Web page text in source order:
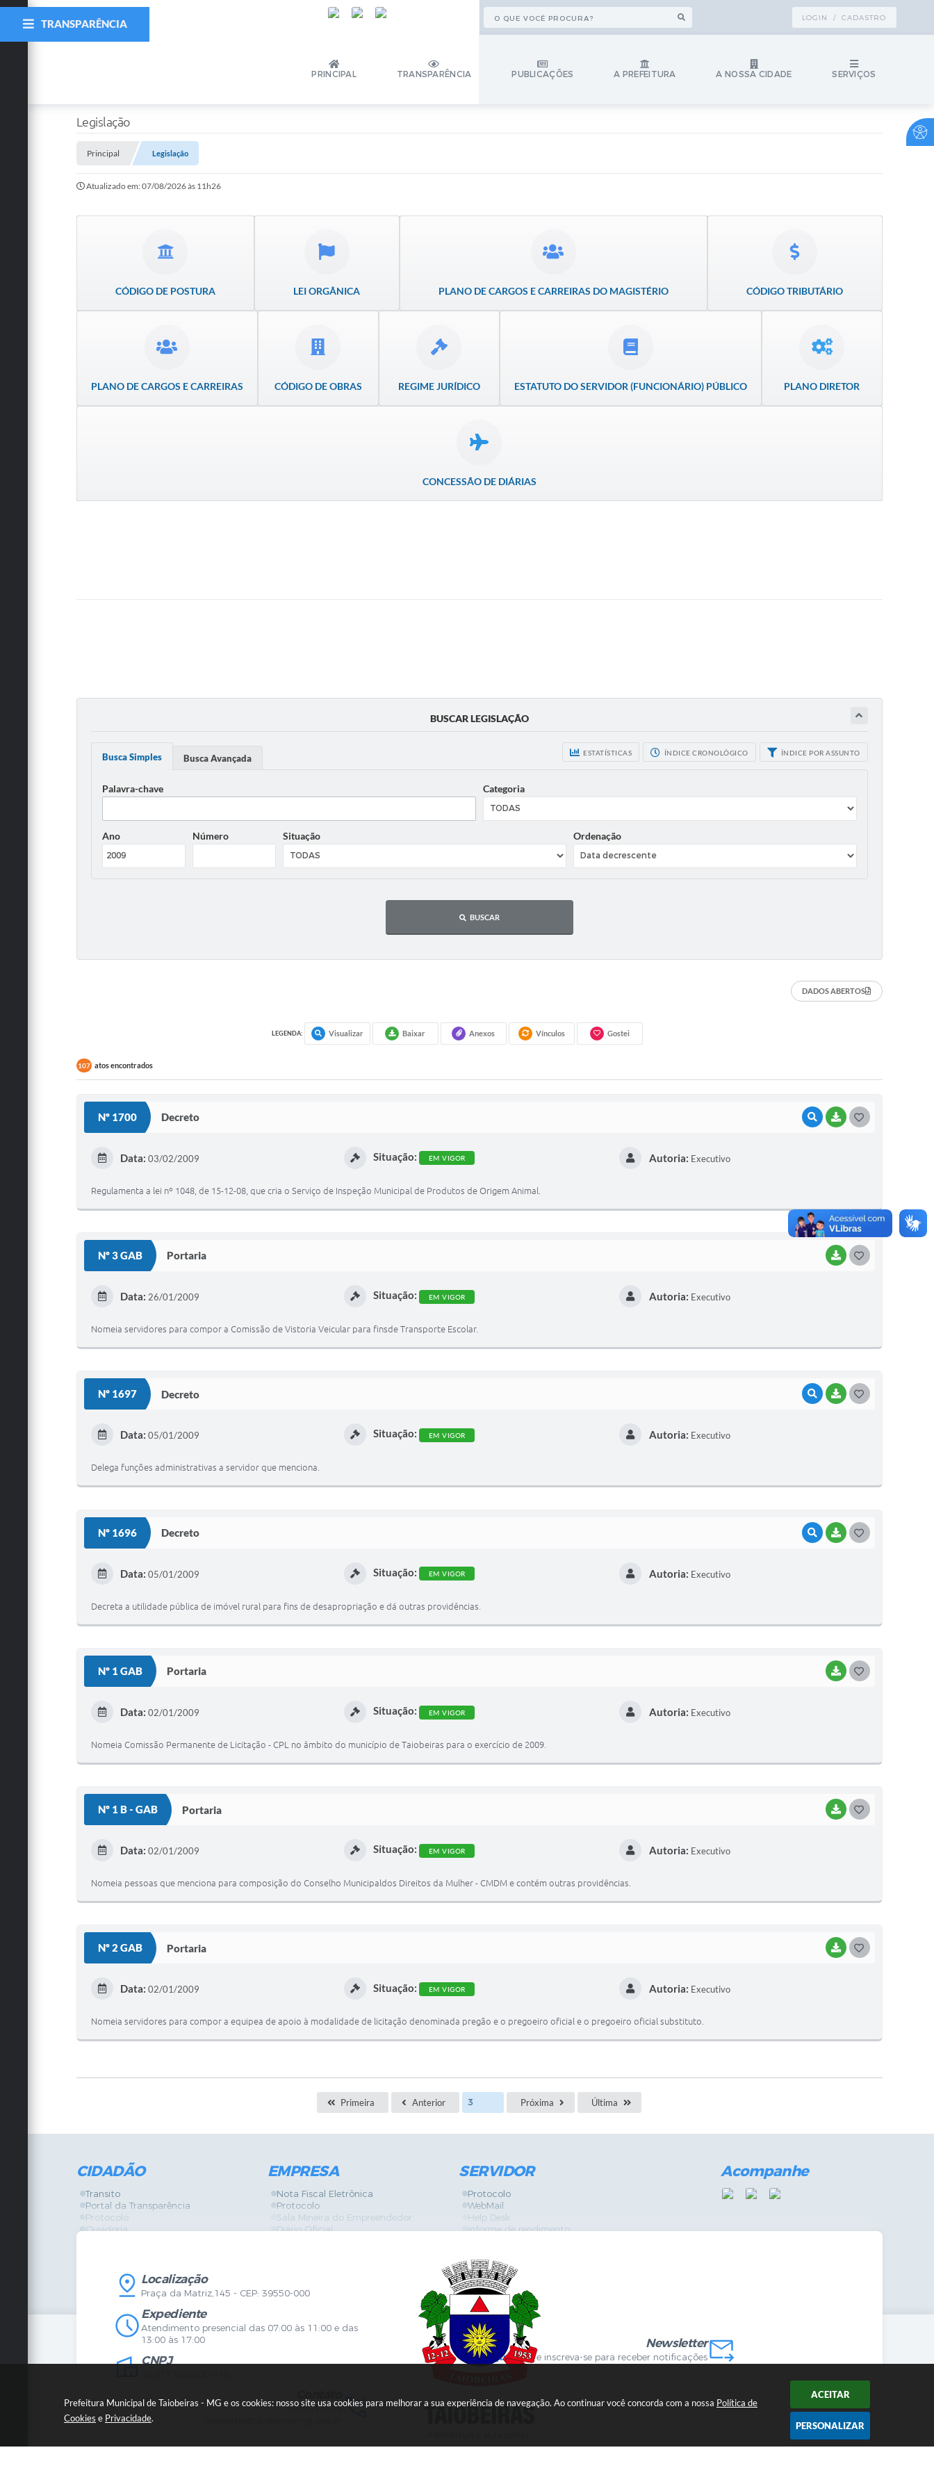
Prefeitura Municipal de Taiobeiras - MG e os cookies: nosso site usa cookies para melhorar a sua experiência de navegação. Ao continuar você concorda com a nossa Política de
Cookies e Privacidade.
ACEITAR
PERSONALIZAR
LOGIN / CADASTRO
PRINCIPAL TRANSPARÊNCIA PUBLICAÇÕES A PREFEITURA A NOSSA CIDADE SERVIÇOS
TRANSPARÊNCIA
Legislação
Principal Legislação
Atualizado em: 07/08/2026 às 11h26
CÓDIGO DE POSTURA LEI ORGÂNICA PLANO DE CARGOS E CARREIRAS DO MAGISTÉRIO CÓDIGO TRIBUTÁRIO
PLANO DE CARGOS E CARREIRAS CÓDIGO DE OBRAS REGIME JURÍDICO ESTATUTO DO SERVIDOR (FUNCIONÁRIO) PÚBLICO PLANO DIRETOR
CONCESSÃO DE DIÁRIAS
BUSCAR LEGISLAÇÃO
ESTATÍSTICAS ÍNDICE CRONOLÓGICO ÍNDICE POR ASSUNTO
Busca Simples Busca Avançada
Palavra-chave Categoria
Ano Número Situação Ordenação
BUSCAR
DADOS ABERTOS
LEGENDA: Visualizar Baixar Anexos Vínculos Gostei
107 atos encontrados
Nº 1700 Decreto VISUALIZAR
BAIXARG
I
Data: 03/02/2009 Situação: EM VIGOR Autoria: Executivo
Regulamenta a lei nº 1048, de 15-12-08, que cria o Serviço de Inspeção Municipal de Produtos de Origem Animal.
Nº 3 GAB Portaria BAIXARG
Data: 26/01/2009 Situação: EM VIGOR Autoria: Executivo
Nomeia servidores para compor a Comissão de Vistoria Veicular para finsde Transporte Escolar.
Nº 1697 Decreto VISUALIZAR
BAIXARG
Data: 05/01/2009 Situação: EM VIGOR Autoria: Executivo
Delega funções administrativas a servidor que menciona.
Nº 1696 Decreto VISUALIZAR
BAIXARG
Data: 05/01/2009 Situação: EM VIGOR Autoria: Executivo
Decreta a utilidade pública de imóvel rural para fins de desapropriação e dá outras providências.
Nº 1 GAB Portaria BAIXARG
Data: 02/01/2009 Situação: EM VIGOR Autoria: Executivo
Nomeia Comissão Permanente de Licitação - CPL no âmbito do município de Taiobeiras para o exercício de 2009.
Nº 1 B - GAB Portaria BAIXARG
Data: 02/01/2009 Situação: EM VIGOR Autoria: Executivo
Nomeia pessoas que menciona para composição do Conselho Municipaldos Direitos da Mulher - CMDM e contém outras providências.
Nº 2 GAB Portaria BAIXARG
Data: 02/01/2009 Situação: EM VIGOR Autoria: Executivo
Nomeia servidores para compor a equipea de apoio à modalidade de licitação denominada pregão e o pregoeiro oficial e o pregoeiro oficial substituto.
Primeira Anterior Próxima Última
CIDADÃO
Transito
Portal da Transparência
Protocolo
Ouvidoria
Legislação
Diário Oficial
Mapa do Site
Certidões
Agenda de Eventos
Concursos
Telefones Úteis
EMPRESA
Nota Fiscal Eletrônica
Protocolo
Sala Mineira do Empreendedor
Diário Oficial
Serviços Online
Vigilância Sanitária
SERVIDOR
Protocolo
WebMail
Help Desk
Informe de rendimento
GPI
Diário Oficial
Fale com RH
SGDI - Sistema de Gerência de Demandas Internas
Concurso Público e Processo Seletivo
Portal da Atenção Primaria
Acompanhe
Localização
Praça da Matriz,145 - CEP: 39550-000
Expediente
Atendimento presencial das 07:00 às 11:00 e das
13:00 às 17:00
CNPJ
3838451414
Newsletter
Clique aquie inscreva-se para receber notificações